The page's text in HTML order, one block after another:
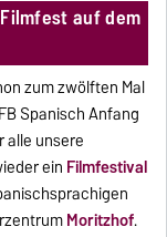
auf dem
zum zwölften Mal
Spanisch Anfang
alle unsere
ein Filmfestival
Moritzhof.